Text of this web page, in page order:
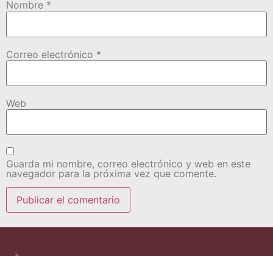
Nombre *
Correo electrónico *
Web
Guarda mi nombre, correo electrónico y web en este
navegador para la próxima vez que comente.